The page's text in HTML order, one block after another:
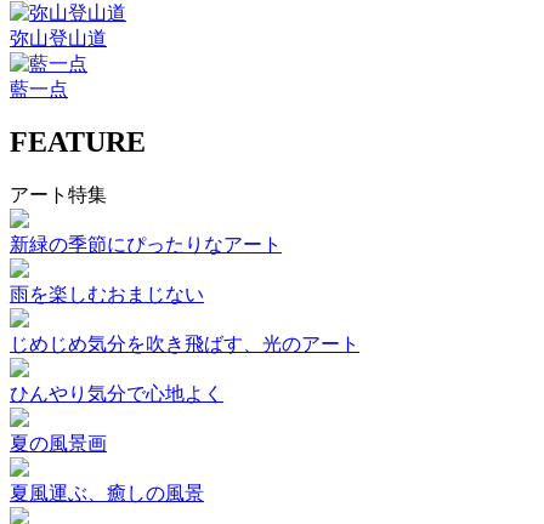
弥山登山道
藍一点
FEATURE
アート特集
新緑の季節にぴったりなアート
雨を楽しむおまじない
じめじめ気分を吹き飛ばす、光のアート
ひんやり気分で心地よく
夏の風景画
夏風運ぶ、癒しの風景